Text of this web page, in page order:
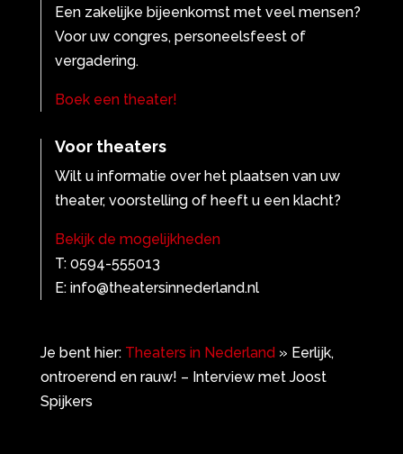
Een zakelijke bijeenkomst met veel mensen?
Voor uw congres, personeelsfeest of
vergadering.
Boek een theater!
Voor theaters
Wilt u informatie over het plaatsen van uw
theater, voorstelling of heeft u een klacht?
Bekijk de mogelijkheden
T: 0594-555013
E: info@theatersinnederland.nl
Je bent hier: Theaters in Nederland » Eerlijk,
ontroerend en rauw! – Interview met Joost
Spijkers